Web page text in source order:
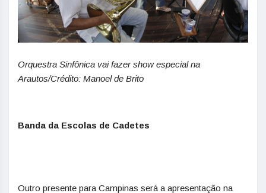
Orquestra Sinfônica vai fazer show especial na
Arautos/Crédito: Manoel de Brito
Banda da Escolas de Cadetes
Outro presente para Campinas será a apresentação na